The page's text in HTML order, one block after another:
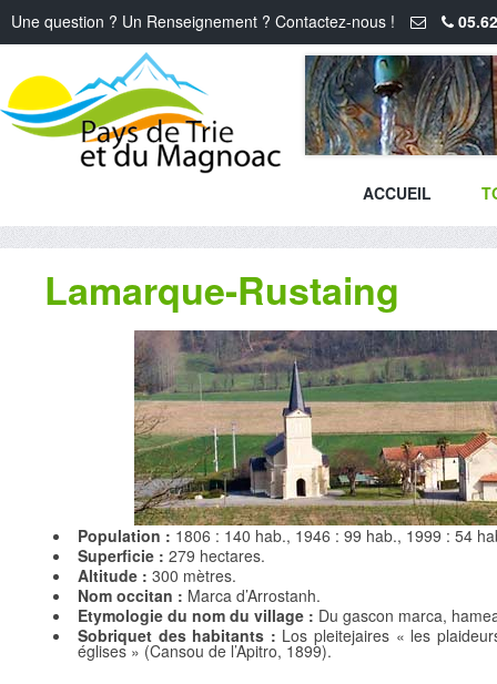
Une question ? Un Renseignement ? Contactez-nous !
ACCUEIL
Lamarque-Rustaing
Population : 1806 : 140 hab., 1946 : 99 hab., 1999 : 54
Superficie : 279 hectares.
Altitude : 300 mètres.
Nom occitan : Marca d’Arrostanh.
Etymologie du nom du village : Du gascon marca,
Sobriquet des habitants : Los pleitejaires « les
églises » (Cansou de l’Apitro, 1899).